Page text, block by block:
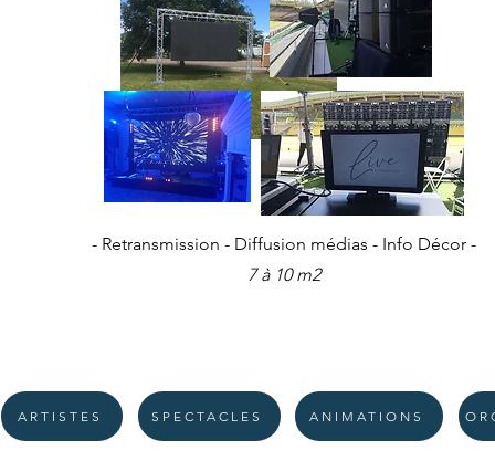
- Retransmission - Diffusion médias - Info Décor -
7 à 10 m2
ARTISTES SPECTACLES ANIMATIONS